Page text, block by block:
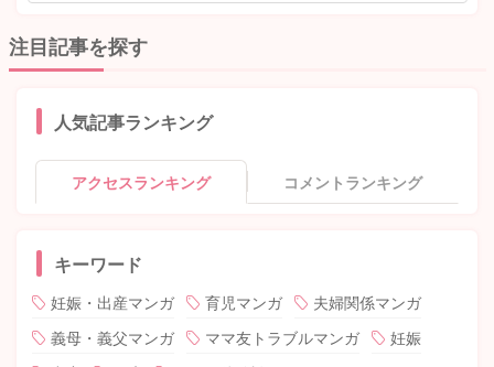
注目記事を探す
人気記事ランキング
アクセスランキング コメントランキング
キーワード
妊娠・出産マンガ 育児マンガ
夫婦関係マンガ
義母・義父マンガ
ママ友トラブルマンガ
妊娠